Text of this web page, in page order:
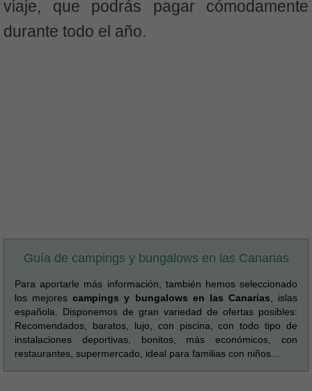
viaje, que podrás pagar cómodamente
durante todo el año.
Guía de campings y bungalows en las Canarias
Para aportarle más información, también hemos seleccionado
los mejorescampings y bungalows en las Canarias , islas
española. Disponemos de gran variedad de ofertas posibles:
Recomendados, baratos, lujo, con piscina, con todo tipo de
instalaciones deportivas, bonitos, más económicos, con
restaurantes, supermercado, ideal para familias con niños...